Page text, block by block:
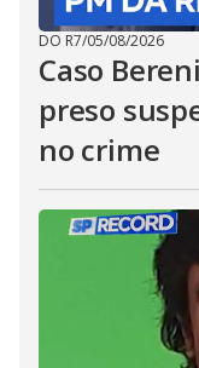
DO R7/05/08/2026
Caso
preso
no crime